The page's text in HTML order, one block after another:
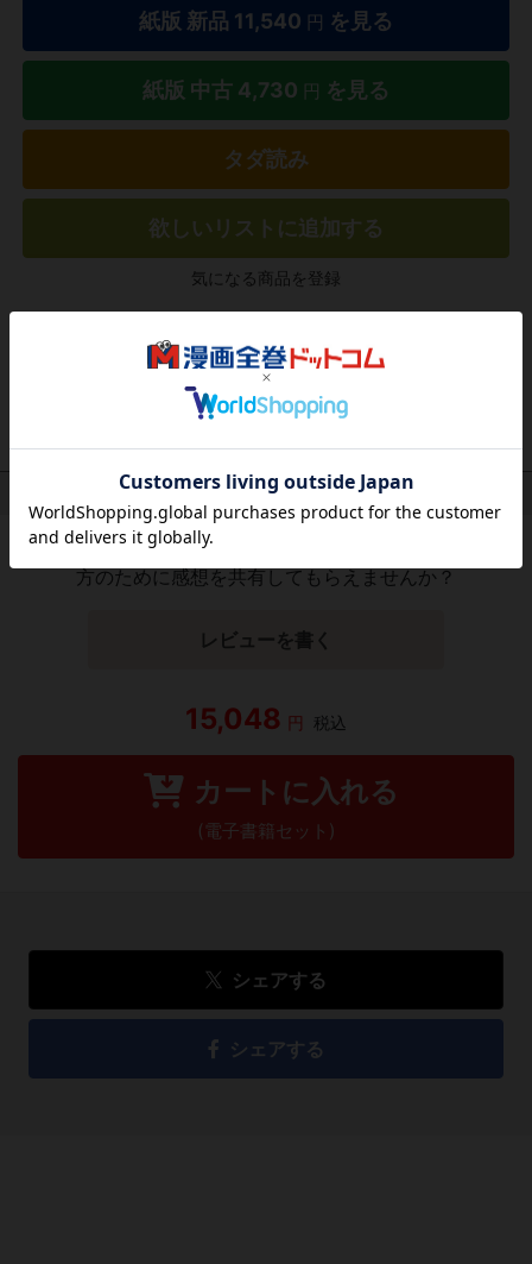
紙版 新品 11,540 円 を見る
紙版 中古 4,730 円 を見る
タダ読み
欲しいリストに追加する
気になる商品を登録
作品レビュー （関連商品を含む）
この作品にはまだレビューがありません。 今後読まれる
方のために感想を共有してもらえませんか？
レビューを書く
15,048 円 税込
カートに入れる
(電子書籍セット)
シェアする
シェアする